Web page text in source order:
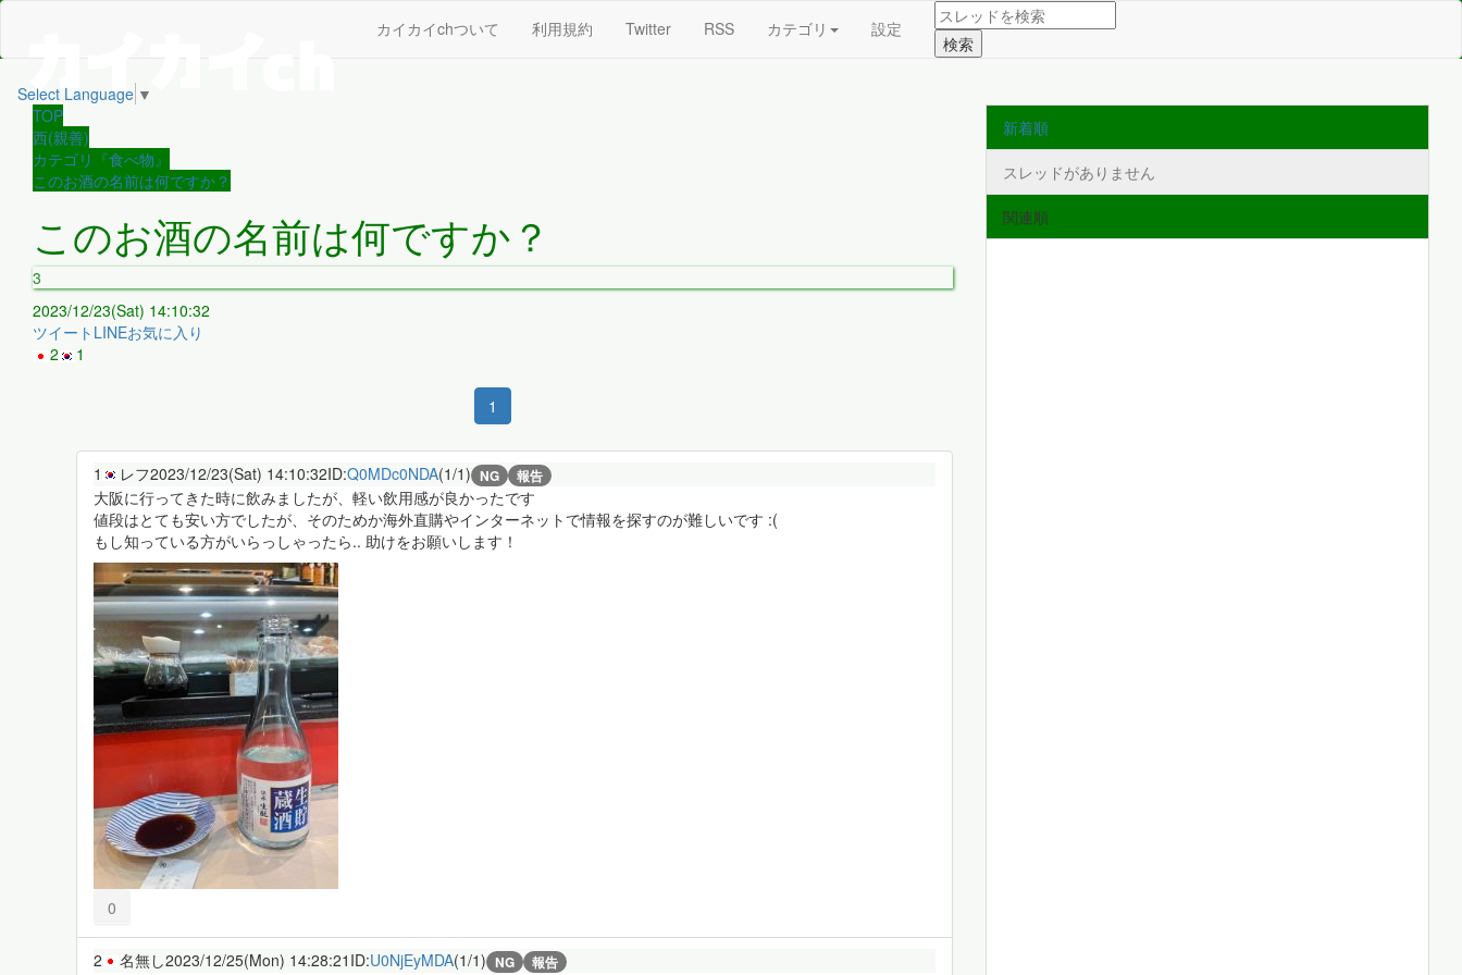
カイカイchついて 利用規約 Twitter RSS カテゴリ 設定
Select Language ▼
TOP
西(親善)
カテゴリ『食べ物』
このお酒の名前は何ですか？
このお酒の名前は何ですか？
3
2023/12/23(Sat) 14:10:32
ツイート LINEお気に入り
2
1
1
1 レフ2023/12/23(Sat) 14:10:32ID:Q0MDc0NDA(1/1) NG 報告
大阪に行ってきた時に飲みましたが、軽い飲用感が良かったです
値段はとても安い方でしたが、そのためか海外直購やインターネットで情報を探すのが難しいです :(
もし知っている方がいらっしゃったら.. 助けをお願いします！
0
2 名無し2023/12/25(Mon) 14:28:21 ID:U0NjEyMDA(1/1) NG 報告
新着順
スレッドがありません
関連順